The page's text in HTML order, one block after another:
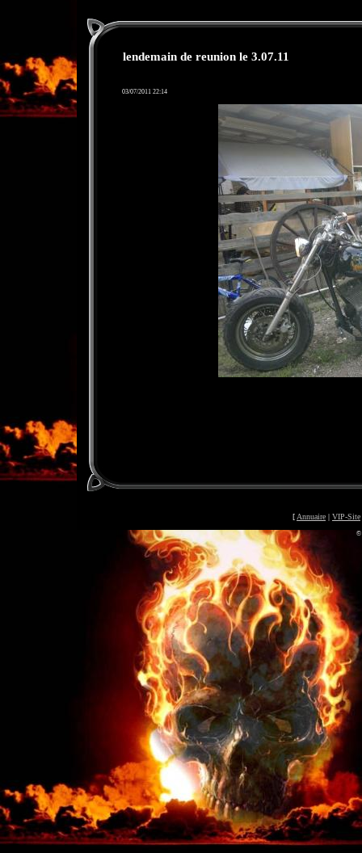
lendemain de reunion le 3.07.11
03/07/2011 22:14
[ Annuaire | VIP-Site
©